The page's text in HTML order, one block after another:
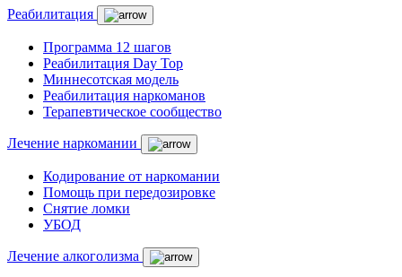
Реабилитация
Программа 12 шагов
Реабилитация Day Top
Миннесотская модель
Реабилитация наркоманов
Терапевтическое сообщество
Лечение наркомании
Кодирование от наркомании
Помощь при передозировке
Снятие ломки
УБОД
Лечение алкоголизма